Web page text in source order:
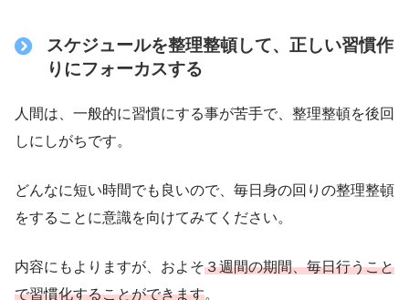
スケジュールを整理整頓して、正しい習慣作
りにフォーカスする
人間は、一般的に習慣にする事が苦手で、整理整頓を後回
しにしがちです。
どんなに短い時間でも良いので、毎日身の回りの整理整頓
をすることに意識を向けてみてください。
内容にもよりますが、およそ３週間の期間、毎日行うこと
で習慣化することができます。